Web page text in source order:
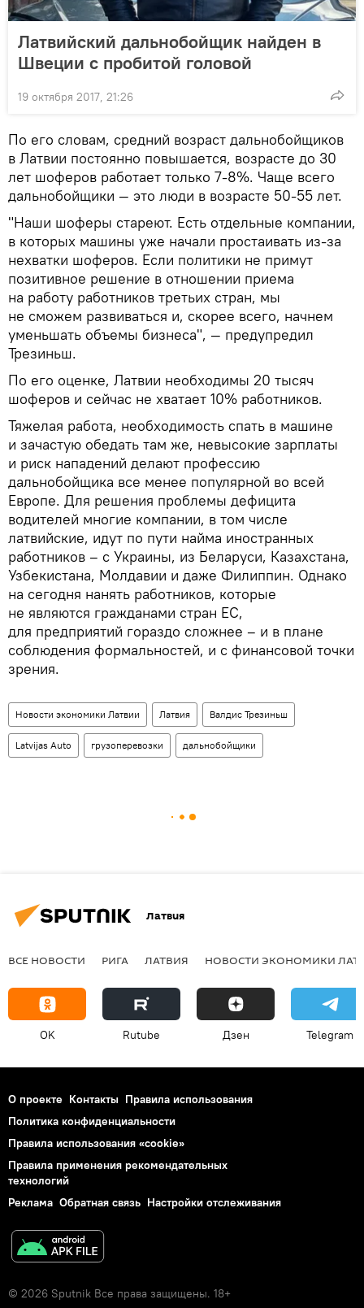
Латвийский дальнобойщик найден в
Швеции с пробитой головой
19 октября 2017, 21:26
По его словам, средний возраст дальнобойщиков
в Латвии постоянно повышается, возрасте до 30
лет шоферов работает только 7-8%. Чаще всего
дальнобойщики — это люди в возрасте 50-55 лет.
"Наши шоферы стареют. Есть отдельные компании,
в которых машины уже начали простаивать из-за
нехватки шоферов. Если политики не примут
позитивное решение в отношении приема
на работу работников третьих стран, мы
не сможем развиваться и, скорее всего, начнем
уменьшать объемы бизнеса", — предупредил
Трезиньш.
По его оценке, Латвии необходимы 20 тысяч
шоферов и сейчас не хватает 10% работников.
Тяжелая работа, необходимость спать в машине
и зачастую обедать там же, невысокие зарплаты
и риск нападений делают профессию
дальнобойщика все менее популярной во всей
Европе. Для решения проблемы дефицита
водителей многие компании, в том числе
латвийские, идут по пути найма иностранных
работников – с Украины, из Беларуси, Казахстана,
Узбекистана, Молдавии и даже Филиппин. Однако
на сегодня нанять работников, которые
не являются гражданами стран ЕС,
для предприятий гораздо сложнее – и в плане
соблюдения формальностей, и с финансовой точки
зрения.
Новости экономики Латвии Латвия Валдис Трезиньш
Latvijas Auto грузоперевозки дальнобойщики
Латвия
ВСЕ НОВОСТИ РИГА ЛАТВИЯ НОВОСТИ ЭКОНОМИКИ
OK Rutube Дзен Telegram
О проекте Контакты Правила использования
Политика конфиденциальности
Правила использования «cookie»
Правила применения рекомендательных
технологий
Реклама Обратная связь Настройки отслеживания
© 2026 Sputnik Все права защищены. 18+